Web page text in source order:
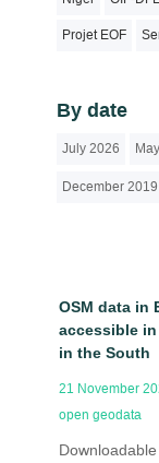
Projet EOF
By date
July 2026
December 2019
OSM data in
accessible
in the South
21 November
open geodata